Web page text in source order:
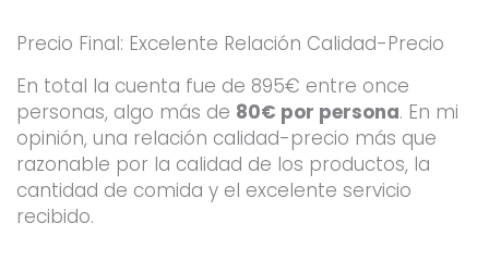
Precio Final: Excelente Relación Calidad-Precio
En total la cuenta fue de 895€ entre once
personas, algo más de 80€ por persona. En mi
opinión, una relación calidad-precio más que
razonable por la calidad de los productos, la
cantidad de comida y el excelente servicio
recibido.